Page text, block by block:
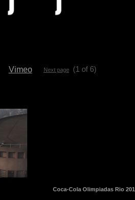
Vimeo Next page (1 of 6)
Coca-Cola Olimpiadas Rio